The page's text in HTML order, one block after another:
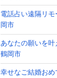
電話占い遠隔リ
岡市
あなたの願いを
鶴岡市
幸せなご結婚お